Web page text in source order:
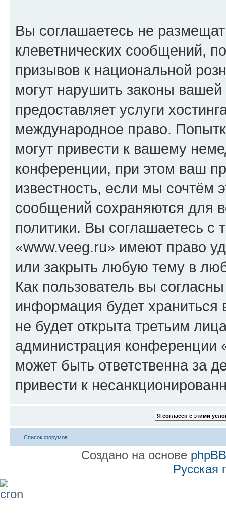
Вы соглашаетесь не
клеветнических сообщений,
призывов к национальной
могут нарушить законы
предоставляет услуги
международное право.
могут привести к вашему
конференции, при этом ваш
известность, если мы сочтём
сообщений сохраняются для
политики. Вы соглашаетесь
«www.veeg.ru» имеют право
или закрыть любую тему в
Как пользователь вы
информация будет
не будет открыта третьим
администрация конференции
может быть ответственна за
привести к
Список форумов
Создано на основе phpBB
Русская